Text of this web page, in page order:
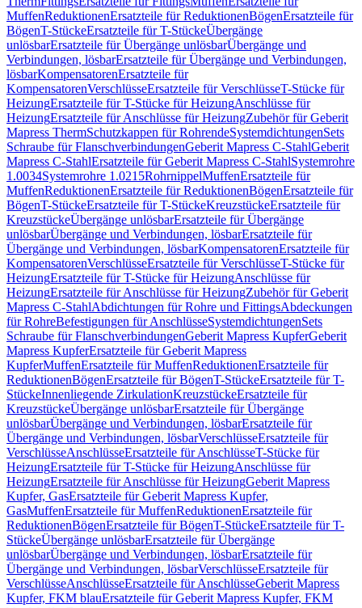
MuffenReduktionenErsatzteile für ReduktionenBögenErsatzteile für
BögenT-StückeErsatzteile für T-StückeÜbergänge
unlösbarErsatzteile für Übergänge unlösbarÜbergänge und
Verbindungen, lösbarErsatzteile für Übergänge und Verbindungen,
lösbarKompensatorenErsatzteile für
KompensatorenVerschlüsseErsatzteile für VerschlüsseT-Stücke für
HeizungErsatzteile für T-Stücke für HeizungAnschlüsse für
HeizungErsatzteile für Anschlüsse für HeizungZubehör für Geberit
Mapress ThermSchutzkappen für RohrendeSystemdichtungenSets
Schraube für FlanschverbindungenGeberit Mapress C-StahlGeberit
Mapress C-StahlErsatzteile für Geberit Mapress C-StahlSystemrohre
1.0034Systemrohre 1.0215RohrnippelMuffenErsatzteile für
MuffenReduktionenErsatzteile für ReduktionenBögenErsatzteile für
BögenT-StückeErsatzteile für T-StückeKreuzstückeErsatzteile für
KreuzstückeÜbergänge unlösbarErsatzteile für Übergänge
unlösbarÜbergänge und Verbindungen, lösbarErsatzteile für
Übergänge und Verbindungen, lösbarKompensatorenErsatzteile für
KompensatorenVerschlüsseErsatzteile für VerschlüsseT-Stücke für
HeizungErsatzteile für T-Stücke für HeizungAnschlüsse für
HeizungErsatzteile für Anschlüsse für HeizungZubehör für Geberit
Mapress C-StahlAbdichtungen für Rohre und FittingsAbdeckungen
für RohreBefestigungen für AnschlüsseSystemdichtungenSets
Schraube für FlanschverbindungenGeberit Mapress KupferGeberit
Mapress KupferErsatzteile für Geberit Mapress
KupferMuffenErsatzteile für MuffenReduktionenErsatzteile für
ReduktionenBögenErsatzteile für BögenT-StückeErsatzteile für T-
StückeInnenliegende ZirkulationKreuzstückeErsatzteile für
KreuzstückeÜbergänge unlösbarErsatzteile für Übergänge
unlösbarÜbergänge und Verbindungen, lösbarErsatzteile für
Übergänge und Verbindungen, lösbarVerschlüsseErsatzteile für
VerschlüsseAnschlüsseErsatzteile für AnschlüsseT-Stücke für
HeizungErsatzteile für T-Stücke für HeizungAnschlüsse für
HeizungErsatzteile für Anschlüsse für HeizungGeberit Mapress
Kupfer, GasErsatzteile für Geberit Mapress Kupfer,
GasMuffenErsatzteile für MuffenReduktionenErsatzteile für
ReduktionenBögenErsatzteile für BögenT-StückeErsatzteile für T-
StückeÜbergänge unlösbarErsatzteile für Übergänge
unlösbarÜbergänge und Verbindungen, lösbarErsatzteile für
Übergänge und Verbindungen, lösbarVerschlüsseErsatzteile für
VerschlüsseAnschlüsseErsatzteile für AnschlüsseGeberit Mapress
Kupfer, FKM blauErsatzteile für Geberit Mapress Kupfer, FKM